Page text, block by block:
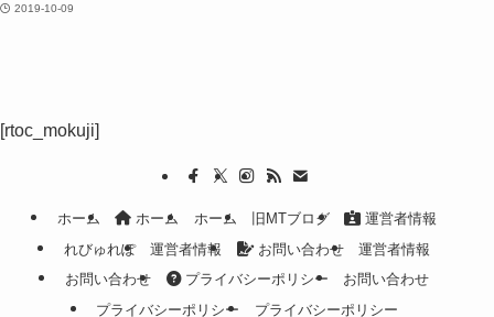
2019-10-09
[rtoc_mokuji]
ホーム ホーム ホーム 旧MTブログ
運営者情報
れびゅれぽ
運営者情報 お問い合わせ
運営者情報
お問い合わせ
プライバシーポリシー
お問い合わせ
プライバシーポリシー
プライバシーポリシー